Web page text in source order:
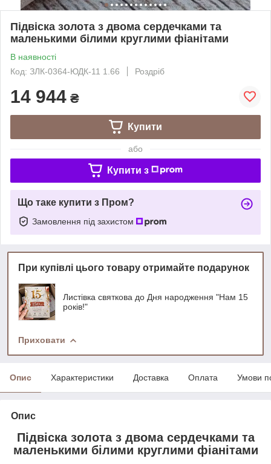
Підвіска золота з двома сердечками та
маленькими білими круглими фіанітами
В наявності
Код: ЗЛК-0364-ЮДК-11 1.66
Роздріб
14 944 ₴
Купити
або
Купити з
Що таке купити з Пром?
Замовлення під захистом
При купівлі цього товару отримайте подарунок
Листівка святкова до Дня народження "Нам 15
років!"
Приховати
Опис Характеристики Доставка Оплата Умови
Опис
Підвіска золота з двома сердечками та
маленькими білими круглими фіанітами